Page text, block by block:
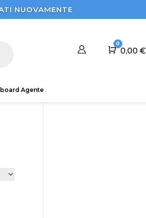
NUOVAMENTE
Carrello
0
0,00 €
Agente